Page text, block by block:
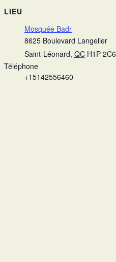
LIEU
Mosquée Badr
8625 Boulevard Langelier
Saint-Léonard, QC H1P 2C6
Téléphone
+15142556460